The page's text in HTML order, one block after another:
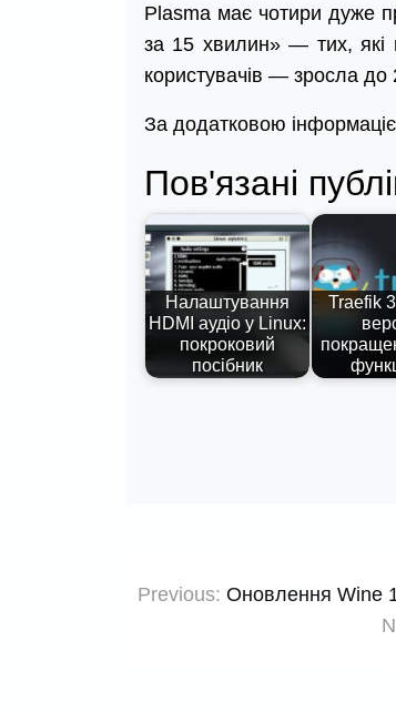
Plasma має чотири дуже
за 15 хвилин» — тих,
користувачів — зросла до
За додатковою
Пов'язані
Налаштування
HDMI аудіо у Linux:
покроковий
посібник
Traefik
Навігація
Previous: Оновлення Wine